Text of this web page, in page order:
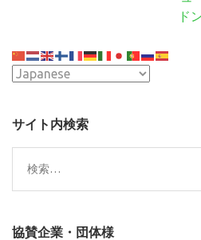
ョ
ン
ド
サイト内検索
検
索:
協賛企業・団体様